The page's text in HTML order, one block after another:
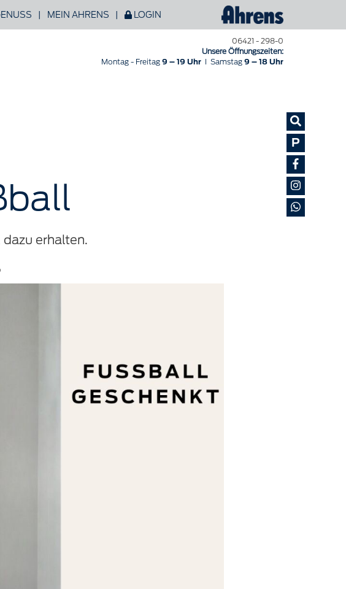
| MEIN AHRENS | LOGIN
P
06421 - 298-0
Unsere Öffnungszeiten:
Montag - Freitag 9 – 19 Uhr I Samstag 9 – 18 Uhr
erhalten.